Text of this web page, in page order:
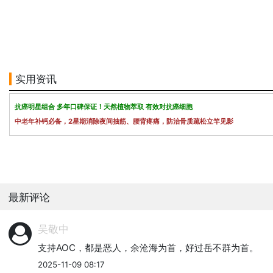
实用资讯
抗癌明星组合 多年口碑保证！天然植物萃取 有效对抗癌细胞
中老年补钙必备，2星期消除夜间抽筋、腰背疼痛，防治骨质疏松立竿见影
最新评论
吴敬中
支持AOC，都是恶人，余沧海为首，好过岳不群为首。
2025-11-09 08:17